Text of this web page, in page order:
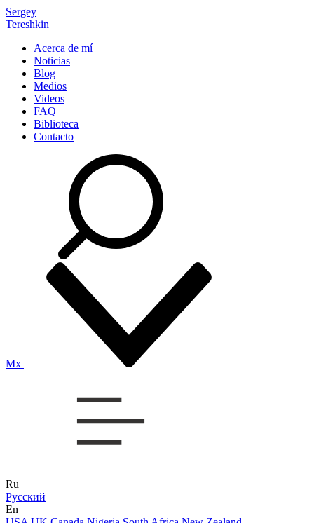
Sergey
Tereshkin
Acerca de mí
Noticias
Blog
Medios
Videos
FAQ
Biblioteca
Contacto
Mx
Ru
Русский
En